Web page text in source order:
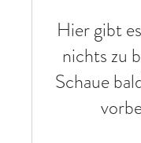
Hier gibt
nichts zu
Schaue